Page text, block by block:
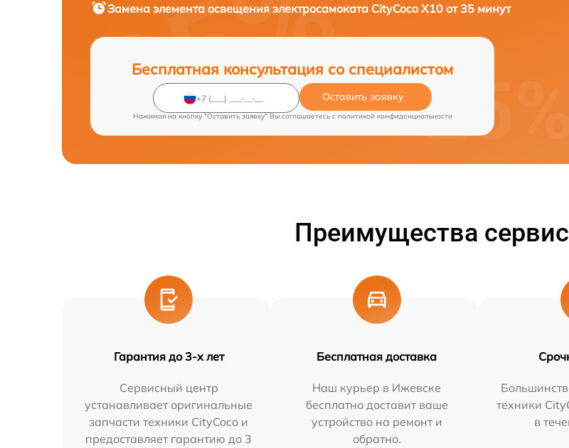
Замена элемента освещения электросамоката CityCoco X10 от 35 минут
Бесплатная консультация со специалистом
Оставить заявку
Нажимая на кнопку "Оставить заявку" Вы соглашаетесь c политикой конфиденциальности
Преимущества
Гарантия до 3-х лет
Сервисный центр
устанавливает оригинальные
запчасти техники CityCoco и
предоставляет гарантию до 3
Бесплатная доставка
Наш курьер в Ижевске
бесплатно доставит ваше
устройство на ремонт и
обратно.
техники
в